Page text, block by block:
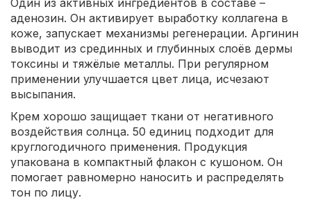
аденозин. Он активирует выработку коллагена в
коже, запускает механизмы регенерации. Аргинин
выводит из срединных и глубинных слоёв дермы
токсины и тяжёлые металлы. При регулярном
применении улучшается цвет лица, исчезают
высыпания.
Крем хорошо защищает ткани от негативного
воздействия солнца. 50 единиц подходит для
круглогодичного применения. Продукция
упакована в компактный флакон с кушоном. Он
помогает равномерно наносить и распределять
тон по лицу.